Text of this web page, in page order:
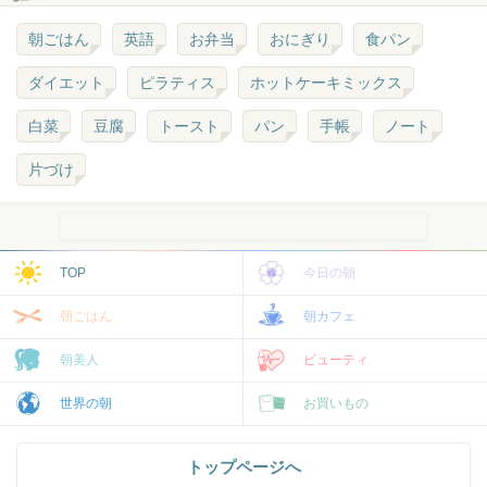
朝ごはん 英語 お弁当 おにぎり 食パン
ダイエット ピラティス ホットケーキミックス
白菜 豆腐 トースト パン 手帳 ノート
片づけ
TOP 今日の朝
朝ごはん 朝カフェ
朝美人 ビューティ
世界の朝 お買いもの
トップページへ